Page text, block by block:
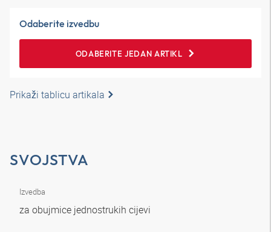
Odaberite izvedbu
ODABERITE JEDAN ARTIKL
Prikaži tablicu artikala
SVOJSTVA
Izvedba
za obujmice jednostrukih cijevi